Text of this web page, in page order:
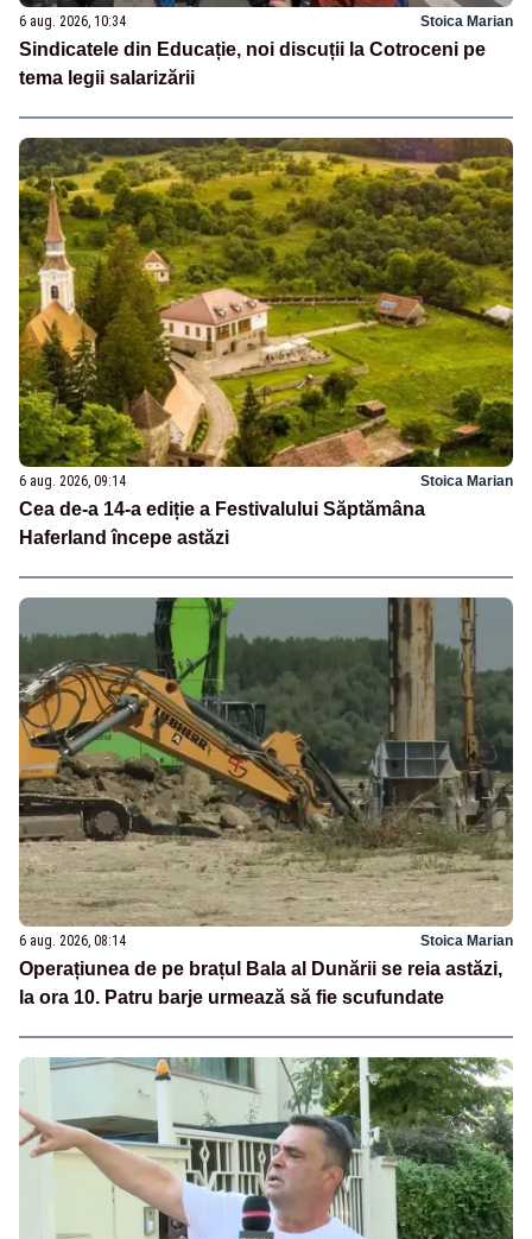
6 aug. 2026, 10:34 Stoica Marian
Sindicatele din Educație, noi discuții la Cotroceni pe
tema legii salarizării
6 aug. 2026, 09:14 Stoica Marian
Cea de-a 14-a ediție a Festivalului Săptămâna
Haferland începe astăzi
6 aug. 2026, 08:14 Stoica Marian
Operațiunea de pe brațul Bala al Dunării se reia astăzi,
la ora 10. Patru barje urmează să fie scufundate